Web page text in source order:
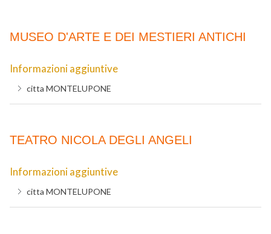
MUSEO D'ARTE E DEI MESTIERI ANTICHI
Informazioni aggiuntive
citta MONTELUPONE
TEATRO NICOLA DEGLI ANGELI
Informazioni aggiuntive
citta MONTELUPONE